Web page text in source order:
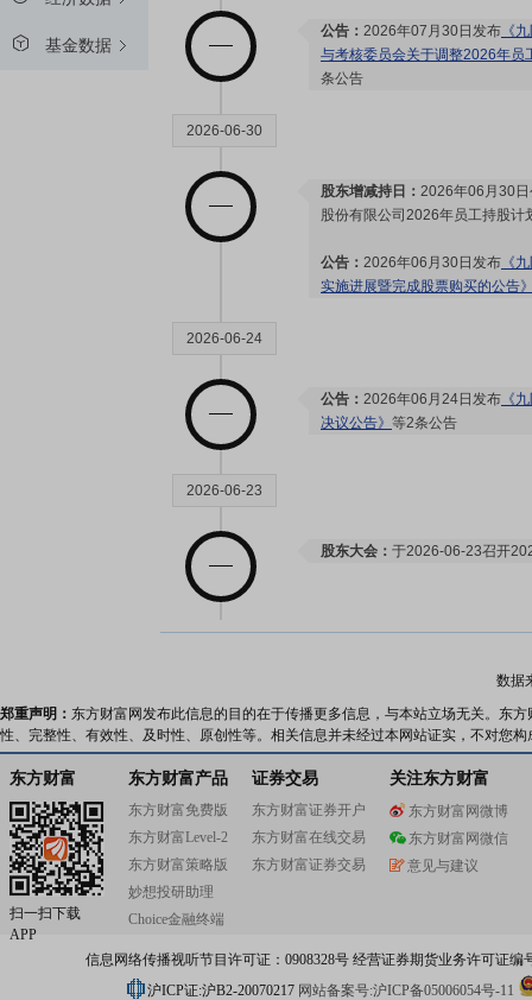
基金数据
公告： 2026年07月30日发布 《
与考核委员会关于调整2026年员
条公告
2026-06-30
股东增减持日： 2026年06月30
股份有限公司2026年员工持股
公告： 2026年06月30日发布 《
实施进展暨完成股票购买的公告
2026-06-24
公告： 2026年06月24日发布 《
决议公告》 等2条公告
2026-06-23
股东大会： 于2026-06-23召开
关联交易：
2026年05月30日公
(其它关联关系)发生3笔交易，合
商品
2026年05月30日发布
关联交易： 2026年05月30日公
Limited(其它关联关系)发生3笔
售商品
2026-05-09
公告：2026年05月09日发布 《
数据
郑重声明： 东方财富网发布此信息的目的在于传播更多信息，与本站立场无关。东
性、完整性、有效性、及时性、原创性等。相关信息并未经过本网站证实，不对您
东方财富
扫一扫下载
APP
东方财富产品
东方财富免费版
东方财富Level-2
东方财富策略版
妙想投研助理
Choice金融终端
证券交易
东方财富证券开户
东方财富在线交易
东方财富证券交易
关注东方财富
东方财富网微博
东方财富网微信
意见与建议
信息网络传播视听节目许可证：0908328号 经营证券期货业务许可证编
沪ICP证:沪B2-20070217 网站备案号:沪ICP备05006054号-11